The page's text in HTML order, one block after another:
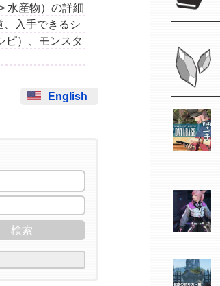
水産物）の詳細
入手できるシ
ピ）、モンスタ
English